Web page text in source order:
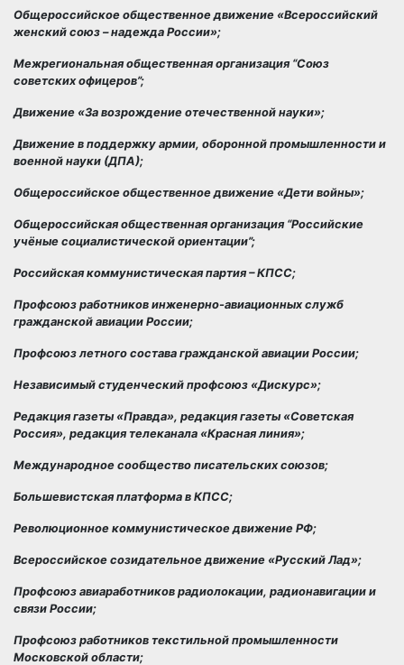
Общероссийское общественное движение «Всероссийский
женский союз – надежда России»;
Межрегиональная общественная организация “Союз
советских офицеров”;
Движение «За возрождение отечественной науки»;
Движение в поддержку армии, оборонной промышленности и
военной науки (ДПА);
Общероссийское общественное движение «Дети войны»;
Общероссийская общественная организация “Российские
учёные социалистической ориентации”;
Российская коммунистическая партия – КПСС;
Профсоюз работников инженерно-авиационных служб
гражданской авиации России;
Профсоюз летного состава гражданской авиации России;
Независимый студенческий профсоюз «Дискурс»;
Редакция газеты «Правда», редакция газеты «Советская
Россия», редакция телеканала «Красная линия»;
Международное сообщество писательских союзов;
Большевистская платформа в КПСС;
Революционное коммунистическое движение РФ;
Всероссийское созидательное движение «Русский Лад»;
Профсоюз авиаработников радиолокации, радионавигации и
связи России;
Профсоюз работников текстильной промышленности
Московской области;